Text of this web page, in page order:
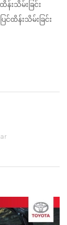
န်းသိမ်းခြင်း
ြင်ထိန်းသိမ်းခြင်း
& March 2020